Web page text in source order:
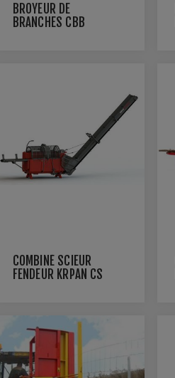
BROYEUR DE
BRANCHES CBB
COMBINÉ SCIEUR
FENDEUR KRPAN CS